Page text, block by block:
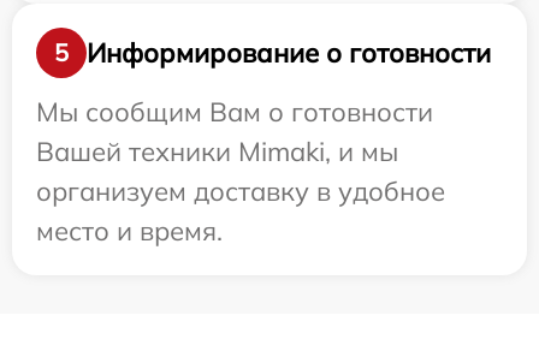
5
Информирование о готовности
Мы сообщим Вам о готовности
Вашей техники Mimaki, и мы
организуем доставку в удобное
место и время.